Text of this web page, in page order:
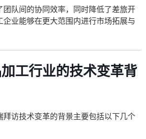
团队间的协同效率，同时降低了差旅开
企业能够在更大范围内进行市场拓展与
工行业的技术变革背
拜访技术变革的背景主要包括以下几个